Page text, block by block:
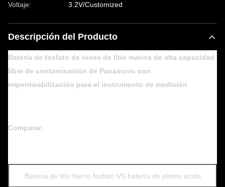
Voltaje: 3.2V/Customized
Descripción del Producto
Batería de fosfato de iones de litio marina de alta capacidad
libre de contaminación de Panasonic con
impermeabilización para el instrumento de medición
Comparar:
Batería de litio hierro fosfato VS batería de plomo ácido